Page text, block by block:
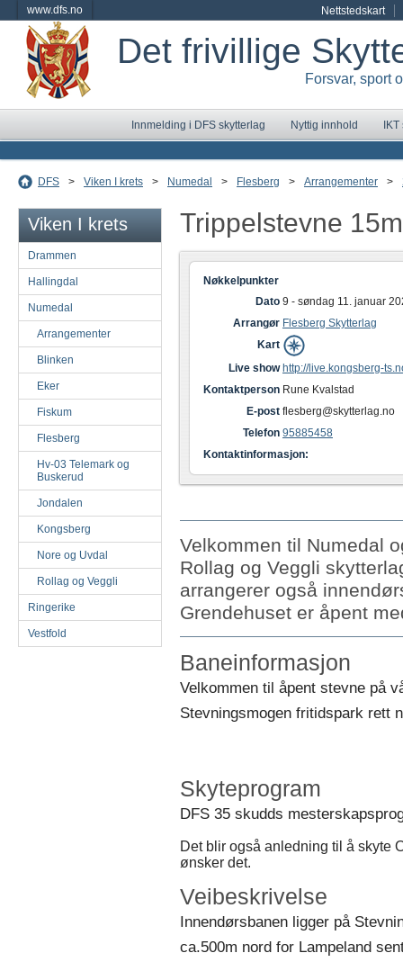
www.dfs.no Nettstedskart
Det frivillige
Forsvar, sport
Innmelding i DFS skytterlag Nyttig innhold
DFS > Viken I krets > Numedal > Flesberg > Arrangementer >
Viken I krets
Drammen
Hallingdal
Numedal
Arrangementer
Blinken
Eker
Fiskum
Flesberg
Hv-03 Telemark og
Buskerud
Jondalen
Kongsberg
Nore og Uvdal
Rollag og Veggli
Ringerike
Vestfold
Trippelstevne
Nøkkelpunkter
Dato 9 - søndag 11. januar
Arrangør Flesberg Skytterlag
Kart
Live show http://live.kongsberg-
Kontaktperson Rune Kvalstad
E-post flesberg@skytterlag.no
Telefon 95885458
Kontaktinformasjon:
Velkommen til Numedal
Rollag og Veggli
arrangerer også
Grendehuset er åpent
Baneinformasjon
Velkommen til åpent stevne på
Stevningsmogen fritidspark rett
Skyteprogram
DFS 35 skudds
Det blir også anledning til å skyte
ønsker det.
Veibeskrivelse
Innendørsbanen ligger på
ca.500m nord for Lampeland